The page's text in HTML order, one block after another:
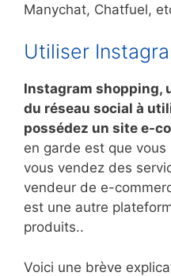
Manychat, Chatfuel,
Utiliser
Instagram shopping,
du réseau social à
possédez un site e-
en garde est que vous
vous vendez des
vendeur de e-
est une autre
produits..
Voici une brève